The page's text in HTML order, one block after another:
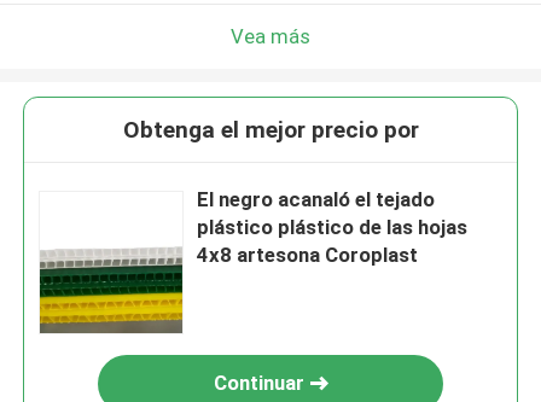
Vea más
Obtenga el mejor precio por
El negro acanaló el tejado
plástico plástico de las hojas
4x8 artesona Coroplast
Continuar